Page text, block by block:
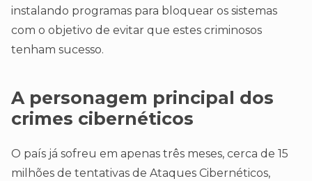
instalando programas para bloquear os sistemas
com o objetivo de evitar que estes criminosos
tenham sucesso.
A personagem principal dos
crimes cibernéticos
O país já sofreu em apenas três meses, cerca de 15
milhões de tentativas de Ataques Cibernéticos,